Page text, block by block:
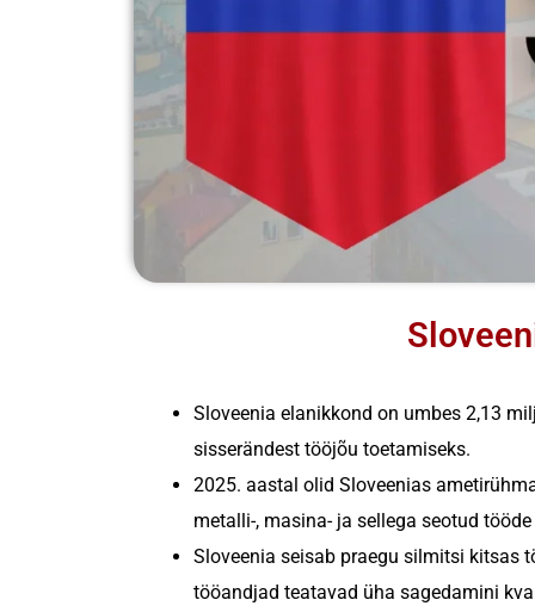
Sloveenia elanikkond on umbes 2,13
sisserändest tööjõu toetamiseks.
2025. aastal olid Sloveenias
metalli-, masina- ja sellega seotud
Sloveenia seisab praegu silmitsi kitsas
tööandjad teatavad üha sagedamini